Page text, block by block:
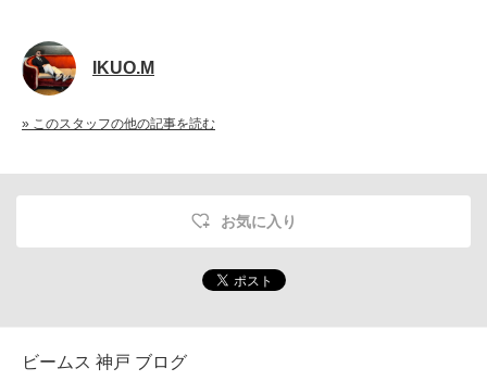
IKUO.M
» このスタッフの他の記事を読む
お気に入り
ビームス 神戸 ブログ